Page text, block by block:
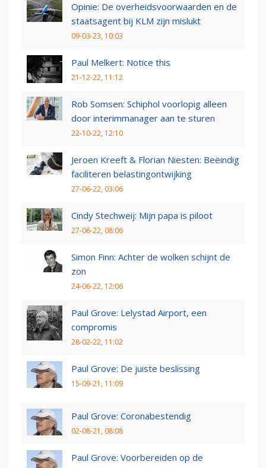
Opinie: De overheidsvoorwaarden en de
staatsagent bij KLM zijn mislukt
09-03-23, 10:03
Paul Melkert: Notice this
21-12-22, 11:12
Rob Somsen: Schiphol voorlopig alleen
door interimmanager aan te sturen
22-10-22, 12:10
Jeroen Kreeft & Florian Niesten: Beëindig
faciliteren belastingontwijking
27-06-22, 03:06
Cindy Stechweij: Mijn papa is piloot
27-06-22, 08:06
Simon Finn: Achter de wolken schijnt de
zon
24-06-22, 12:06
Paul Grove: Lelystad Airport, een
compromis
28-02-22, 11:02
Paul Grove: De juiste beslissing
15-09-21, 11:09
Paul Grove: Coronabestendig
02-08-21, 08:08
Paul Grove: Voorbereiden op de